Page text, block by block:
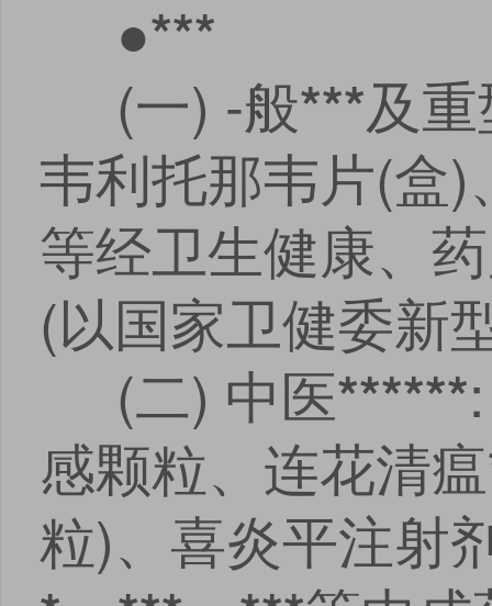
●***
(一) -般***及
韦利托那韦片(盒)
等经卫生健康、
(以国家卫健委新
(二) 中医******
感颗粒、连花清瘟
粒)、喜炎平注射